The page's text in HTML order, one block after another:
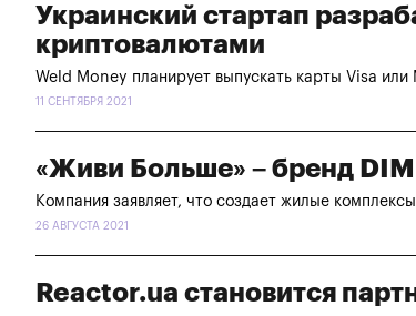
Украинский стартап
криптовалютами
Weld Money планирует выпускать карты Visa
11 СЕНТЯБРЯ 2021
«Живи Больше» – бренд
Компания заявляет, что создает жилые
26 АВГУСТА 2021
Reactor.ua становится